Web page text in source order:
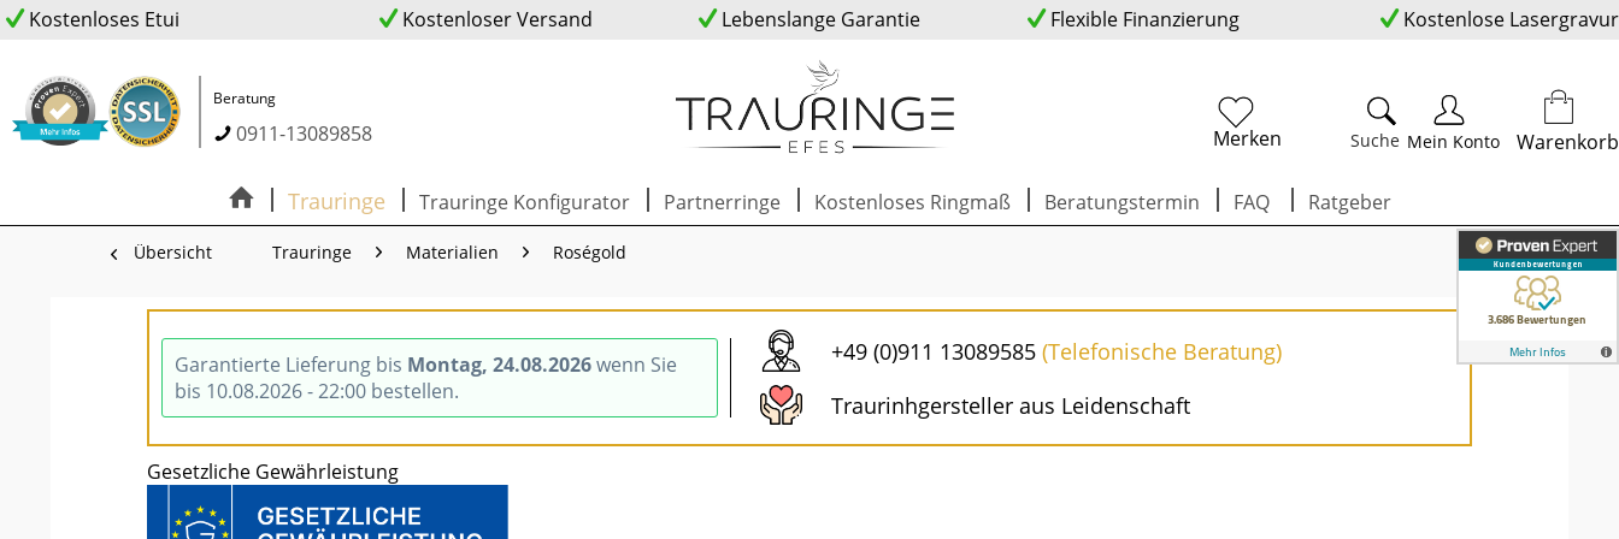
Kostenloses Etui Kostenloser Versand Lebenslange Garantie Flexible Finanzierung Kostenlose Lasergravur
Beratung
0911-13089858 Suche
Merken Mein Konto Warenkorb
Trauringe Trauringe Konfigurator Partnerringe Kostenloses Ringmaß Beratungstermin FAQ Ratgeber
Übersicht Trauringe Materialien Roségold
Garantierte Lieferung bis Montag, 24.08.2026wenn Sie
bis 10.08.2026 - 22:00 bestellen.
+49 (0)911 13089585(Telefonische Beratung)
Traurinhgersteller aus Leidenschaft
Gesetzliche Gewährleistung